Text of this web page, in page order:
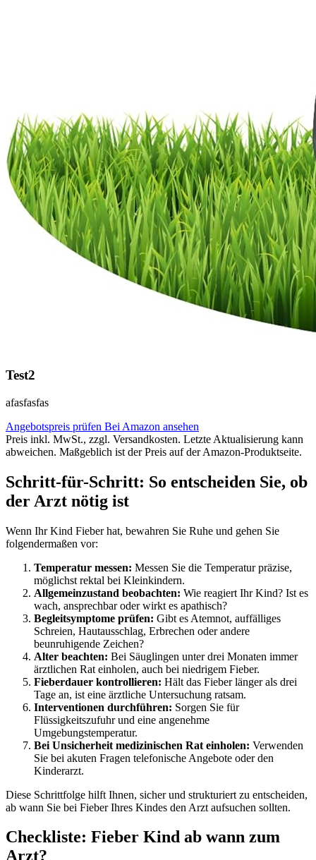
Test2
afasfasfas
Angebotspreis prüfen Bei Amazon ansehen
Preis inkl. MwSt., zzgl. Versandkosten. Letzte Aktualisierung kann
abweichen. Maßgeblich ist der Preis auf der Amazon-Produktseite.
Schritt-für-Schritt: So entscheiden Sie, ob
der Arzt nötig ist
Wenn Ihr Kind Fieber hat, bewahren Sie Ruhe und gehen Sie
folgendermaßen vor:
Temperatur messen: Messen Sie die Temperatur präzise,
möglichst rektal bei Kleinkindern.
Allgemeinzustand beobachten: Wie reagiert Ihr Kind? Ist es
wach, ansprechbar oder wirkt es apathisch?
Begleitsymptome prüfen: Gibt es Atemnot, auffälliges
Schreien, Hautausschlag, Erbrechen oder andere
beunruhigende Zeichen?
Alter beachten: Bei Säuglingen unter drei Monaten immer
ärztlichen Rat einholen, auch bei niedrigem Fieber.
Fieberdauer kontrollieren: Hält das Fieber länger als drei
Tage an, ist eine ärztliche Untersuchung ratsam.
Interventionen durchführen: Sorgen Sie für
Flüssigkeitszufuhr und eine angenehme
Umgebungstemperatur.
Bei Unsicherheit medizinischen Rat einholen: Verwenden
Sie bei akuten Fragen telefonische Angebote oder den
Kinderarzt.
Diese Schrittfolge hilft Ihnen, sicher und strukturiert zu entscheiden,
ab wann Sie bei Fieber Ihres Kindes den Arzt aufsuchen sollten.
Checkliste: Fieber Kind ab wann zum
Arzt?